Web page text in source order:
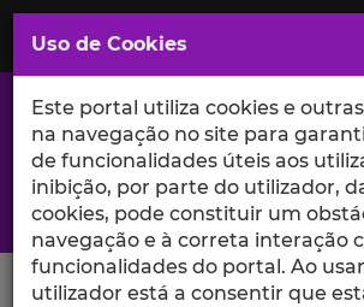
Saltar
para
Conteúdo
Principal
A excelência da investigação e ciência
Search Button
Uso de Cookies
Este portal utiliza cookies e
na navegação no site para
de funcionalidades úteis aos
inibição, por parte do utilizador,
cookies, pode constituir um
navegação e à correta interação
funcionalidades do portal. Ao
utilizador está a consentir que